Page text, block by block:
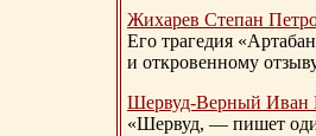
Жихарев Степан
Его трагедия
и откровенному
Шервуд-Верный Иван
«Шервуд, — пишет